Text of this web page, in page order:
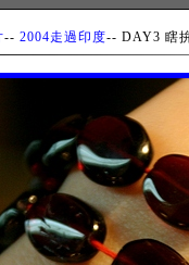
-- 2004走過印度-- DAY3 瞎